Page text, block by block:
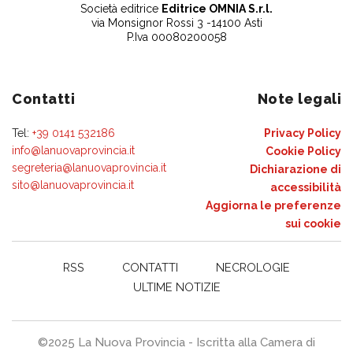
Società editrice Editrice OMNIA S.r.l.
via Monsignor Rossi 3 -14100 Asti
P.Iva 00080200058
Contatti
Tel: +39 0141 532186
info@lanuovaprovincia.it
segreteria@lanuovaprovincia.it
sito@lanuovaprovincia.it
Note legali
Privacy Policy
Cookie Policy
Dichiarazione di
accessibilità
Aggiorna le preferenze
sui cookie
RSS CONTATTI
NECROLOGIE
ULTIME NOTIZIE
©2025 La Nuova Provincia - Iscritta alla Camera di